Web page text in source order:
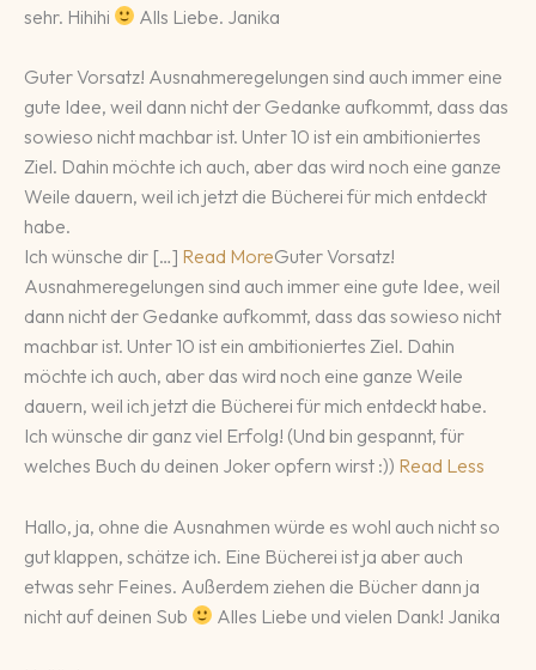
sehr. Hihihi
Alls Liebe. Janika
Guter Vorsatz! Ausnahmeregelungen sind auch immer eine
gute Idee, weil dann nicht der Gedanke aufkommt, dass das
sowieso nicht machbar ist. Unter 10 ist ein ambitioniertes
Ziel. Dahin möchte ich auch, aber das wird noch eine ganze
Weile dauern, weil ich jetzt die Bücherei für mich entdeckt
habe.
Ich wünsche dir […] Read MoreGuter Vorsatz!
Ausnahmeregelungen sind auch immer eine gute Idee, weil
dann nicht der Gedanke aufkommt, dass das sowieso nicht
machbar ist. Unter 10 ist ein ambitioniertes Ziel. Dahin
möchte ich auch, aber das wird noch eine ganze Weile
dauern, weil ich jetzt die Bücherei für mich entdeckt habe.
Ich wünsche dir ganz viel Erfolg! (Und bin gespannt, für
welches Buch du deinen Joker opfern wirst :)) Read Less
Hallo, ja, ohne die Ausnahmen würde es wohl auch nicht so
gut klappen, schätze ich. Eine Bücherei ist ja aber auch
etwas sehr Feines. Außerdem ziehen die Bücher dann ja
nicht auf deinen Sub
Alles Liebe und vielen Dank! Janika